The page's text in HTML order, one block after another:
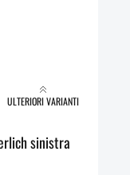
montare con protezione della
ULTERIORI VARIANTI
sinistra